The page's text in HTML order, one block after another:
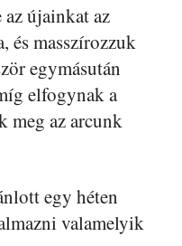
újainkat az
és masszírozzuk
egymásután
elfogynak a
meg az arcunk
egy héten
valamelyik